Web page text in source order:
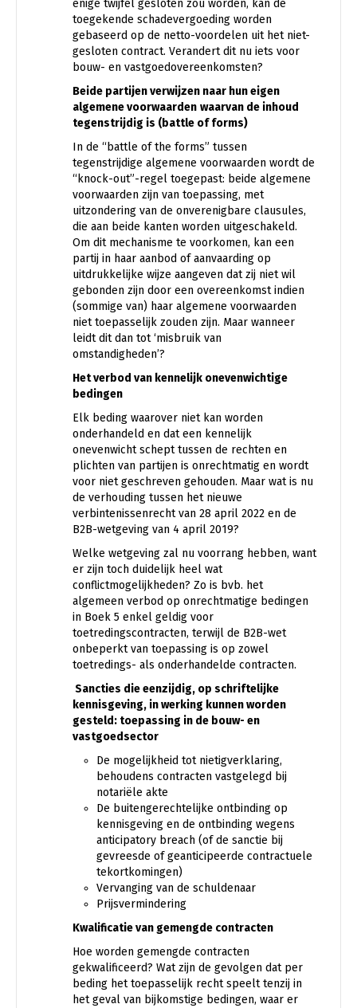
enige twijfel gesloten zou worden, kan de
toegekende schadevergoeding worden
gebaseerd op de netto-voordelen uit het niet-
gesloten contract. Verandert dit nu iets voor
bouw- en vastgoedovereenkomsten?
Beide partijen verwijzen naar hun eigen
algemene voorwaarden waarvan de inhoud
tegenstrijdig is (battle of forms)
In de “battle of the forms” tussen
tegenstrijdige algemene voorwaarden wordt de
“knock-out”-regel toegepast: beide algemene
voorwaarden zijn van toepassing, met
uitzondering van de onverenigbare clausules,
die aan beide kanten worden uitgeschakeld.
Om dit mechanisme te voorkomen, kan een
partij in haar aanbod of aanvaarding op
uitdrukkelijke wijze aangeven dat zij niet wil
gebonden zijn door een overeenkomst indien
(sommige van) haar algemene voorwaarden
niet toepasselijk zouden zijn. Maar wanneer
leidt dit dan tot ‘misbruik van
omstandigheden’?
Het verbod van kennelijk onevenwichtige
bedingen
Elk beding waarover niet kan worden
onderhandeld en dat een kennelijk
onevenwicht schept tussen de rechten en
plichten van partijen is onrechtmatig en wordt
voor niet geschreven gehouden. Maar wat is nu
de verhouding tussen het nieuwe
verbintenissenrecht van 28 april 2022 en de
B2B-wetgeving van 4 april 2019?
Welke wetgeving zal nu voorrang hebben, want
er zijn toch duidelijk heel wat
conflictmogelijkheden? Zo is bvb. het
algemeen verbod op onrechtmatige bedingen
in Boek 5 enkel geldig voor
toetredingscontracten, terwijl de B2B-wet
onbeperkt van toepassing is op zowel
toetredings- als onderhandelde contracten.
Sancties die eenzijdig, op schriftelijke
kennisgeving, in werking kunnen worden
gesteld: toepassing in de bouw- en
vastgoedsector
De mogelijkheid tot nietigverklaring,
behoudens contracten vastgelegd bij
notariële akte
De buitengerechtelijke ontbinding op
kennisgeving en de ontbinding wegens
anticipatory breach (of de sanctie bij
gevreesde of geanticipeerde contractuele
tekortkomingen)
Vervanging van de schuldenaar
Prijsvermindering
Kwalificatie van gemengde contracten
Hoe worden gemengde contracten
gekwalificeerd? Wat zijn de gevolgen dat per
beding het toepasselijk recht speelt tenzij in
het geval van bijkomstige bedingen, waar er